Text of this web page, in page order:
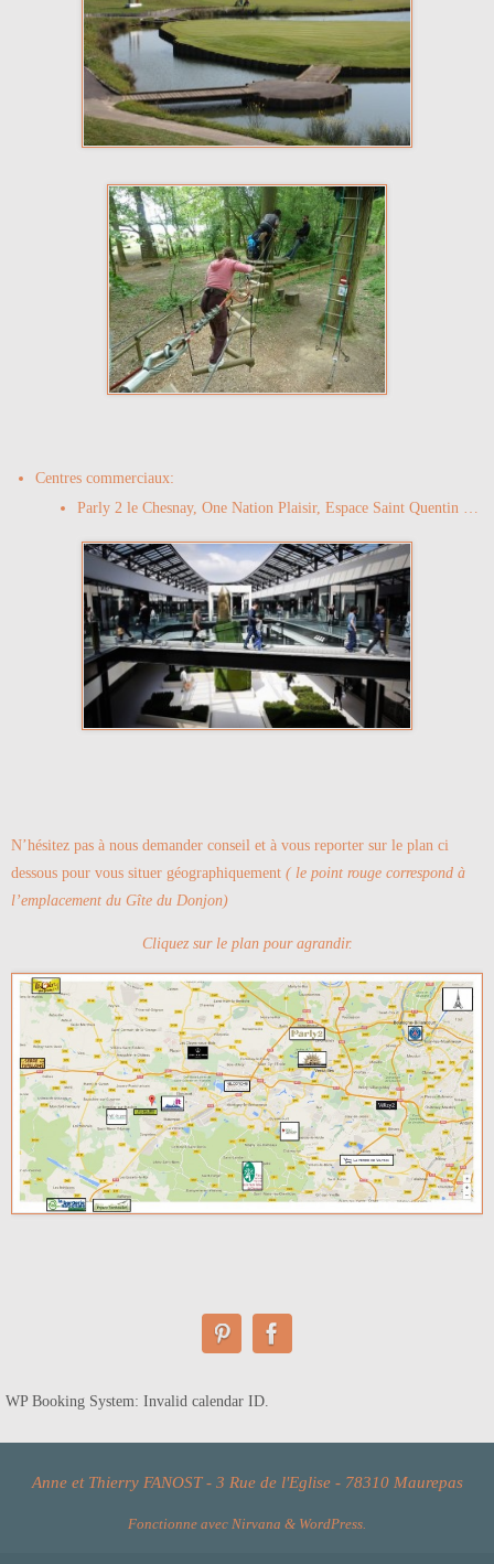
Centres commerciaux:
Parly 2 le Chesnay, One Nation Plaisir, Espace Saint Quentin …
N’hésitez pas à nous demander conseil et à vous reporter sur le plan ci
dessous pour vous situer géographiquement ( le point rouge correspond à
l’emplacement du Gîte du Donjon)
Cliquez sur le plan pour agrandir.
WP Booking System: Invalid calendar ID.
Anne et Thierry FANOST - 3 Rue de l'Eglise - 78310 Maurepas
Fonctionne avec Nirvana & WordPress.